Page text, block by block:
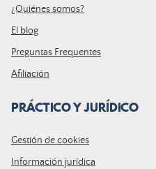
¿Quiénes somos?
El blog
Preguntas Frequentes
Afiliación
PRÁCTICO Y JURÍDICO
Gestión de cookies
Información jurídica